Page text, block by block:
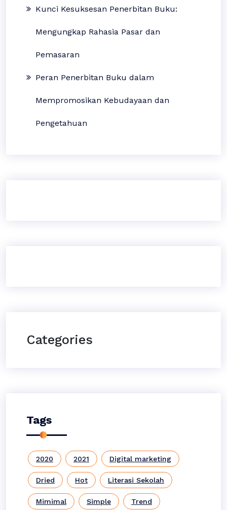
Kunci Kesuksesan Penerbitan Buku:
Mengungkap Rahasia Pasar dan
Pemasaran
Peran Penerbitan Buku dalam
Mempromosikan Kebudayaan dan
Pengetahuan
Categories
Tags
2020 2021 Digital marketing
Dried Hot Literasi Sekolah
Mimimal Simple Trend